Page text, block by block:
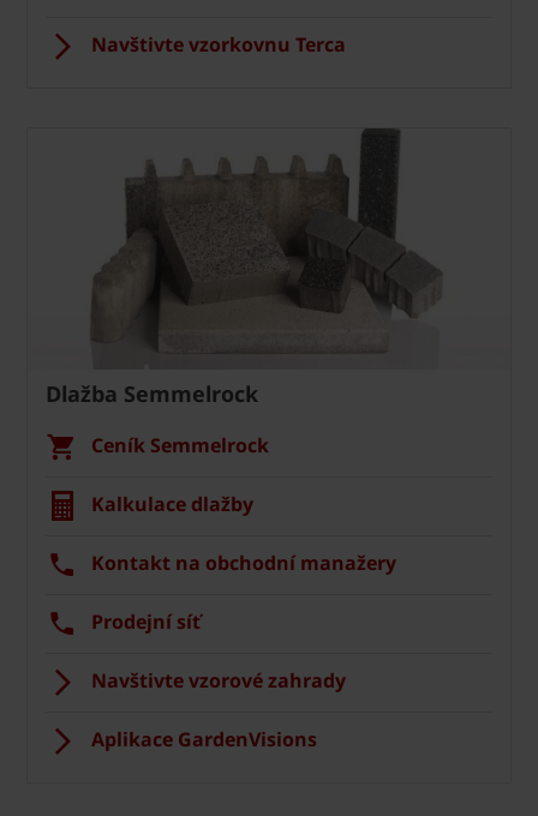
Navštivte vzorkovnu Terca
Dlažba Semmelrock
Ceník Semmelrock
Kalkulace dlažby
Kontakt na obchodní manažery
Prodejní síť
Navštivte vzorové zahrady
Aplikace GardenVisions